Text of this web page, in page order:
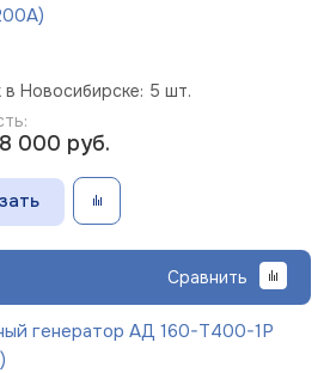
в Новосибирске: 5 шт.
000 руб.
Сравнить
генератор АД 160-Т400-1Р